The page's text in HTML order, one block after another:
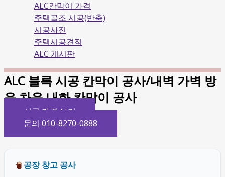
ALC칸막이 가격
주택골조 시공(반축)
시공사진
주택시공견적
ALC 게시판
ALC 블록 시공 칸막이 공사/내벽 가벽 방
음 차음 내화 칸막이 공사
시공 가격 보기
문의 010-8270-0888
공장 창고 공사